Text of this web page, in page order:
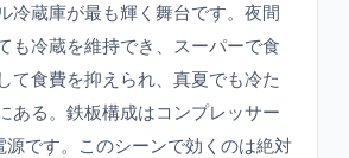
冷蔵庫が最も輝く舞台です。夜間
も冷蔵を維持でき、スーパーで食
て食費を抑えられ、真夏でも冷た
ある。鉄板構成はコンプレッサー
です。このシーンで効くのは絶対